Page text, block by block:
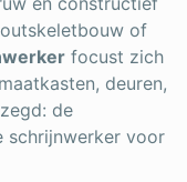
of
focust zich
deuren,
de
schrijnwerker voor